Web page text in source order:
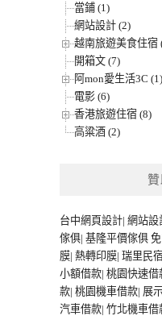
當鋪 (1)
網站設計 (2)
越南旅遊美食住宿
開箱文 (7)
阿mon愛生活3C (1)
電影 (6)
香港旅遊住宿 (8)
高粱酒 (2)
台中網頁設計| 網站設
傢俱| 基隆平價傢俱
膜| 熱轉印膜| 瑞里民
小額借款| 桃園快速借
款| 桃園機車借款| 展
汽車借款| 竹北機車借